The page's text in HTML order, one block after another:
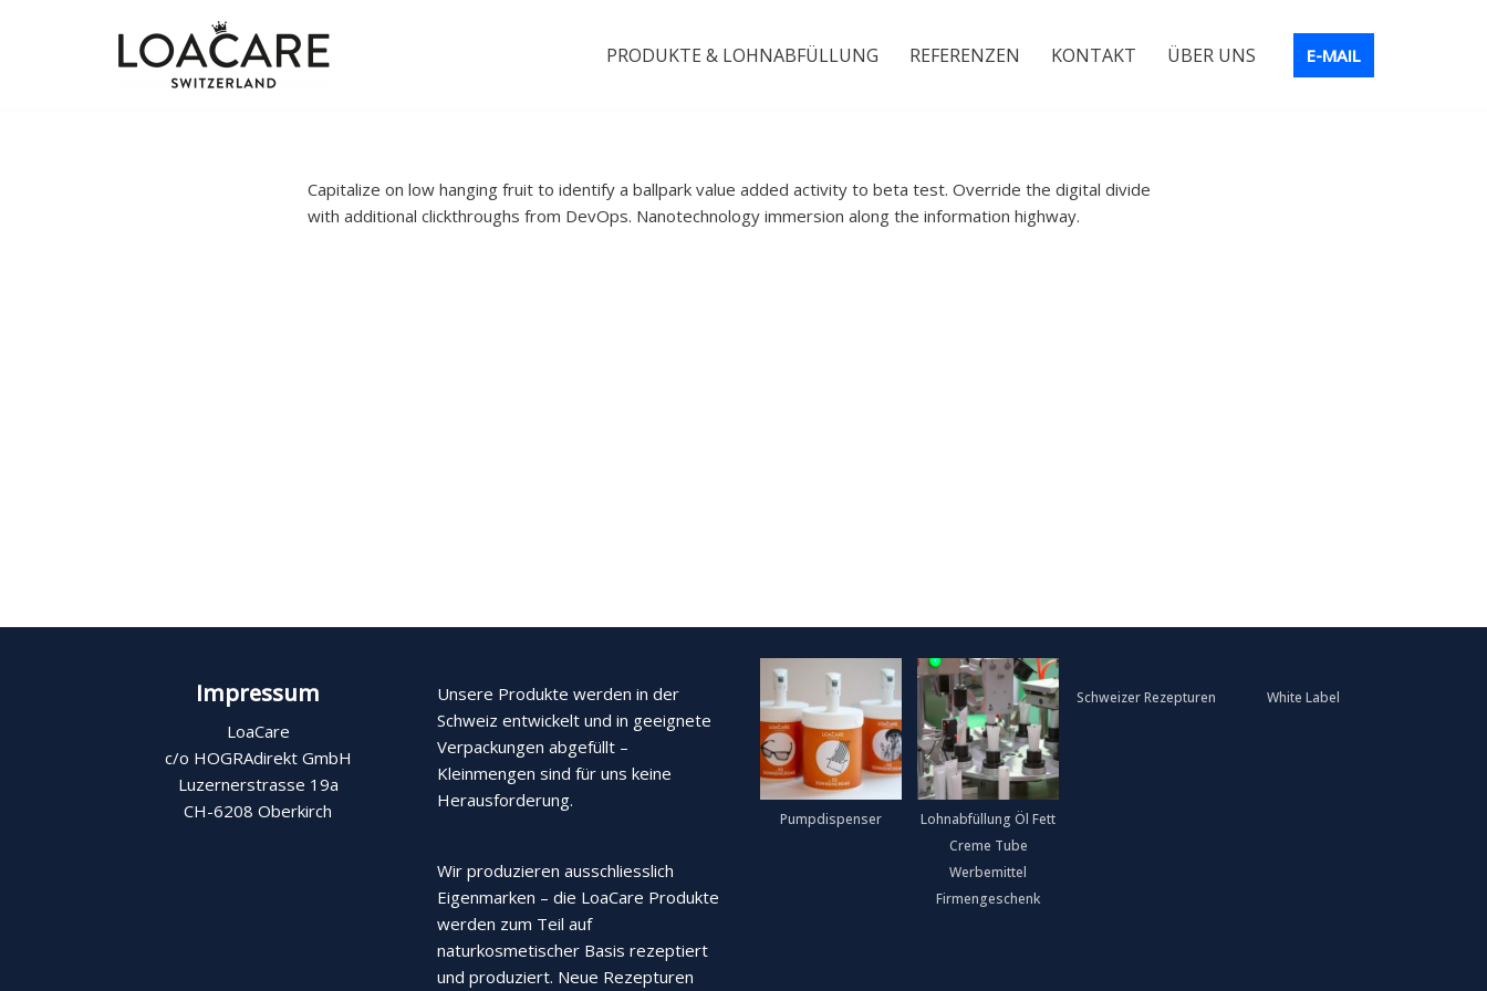
PRODUKTE & LOHNABFÜLLUNG REFERENZEN KONTAKT ÜBER UNS E-MAIL
Capitalize on low hanging fruit to identify a ballpark value added activity to beta test. Override the digital divide
with additional clickthroughs from DevOps. Nanotechnology immersion along the information highway.
Impressum
LoaCare
c/o HOGRAdirekt GmbH
Luzernerstrasse 19a
CH-6208 Oberkirch
Unsere Produkte werden in der
Schweiz entwickelt und in geeignete
Verpackungen abgefüllt –
Kleinmengen sind für uns keine
Herausforderung.
Wir produzieren ausschliesslich
Eigenmarken – die LoaCare Produkte
werden zum Teil auf
naturkosmetischer Basis rezeptiert
und produziert. Neue Rezepturen
Pumpdispenser
Lohnabfüllung Öl Fett
Creme Tube
Werbemittel
Firmengeschenk
Schweizer Rezepturen White Label